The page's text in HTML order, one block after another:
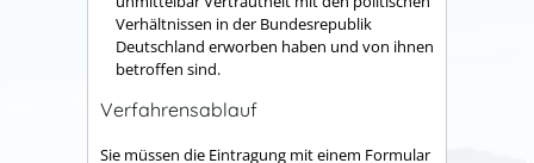
Verhältnissen in der Bundesrepublik
Deutschland erworben haben und von ihnen
betroffen sind.
Verfahrensablauf
Sie müssen die Eintragung mit einem Formular